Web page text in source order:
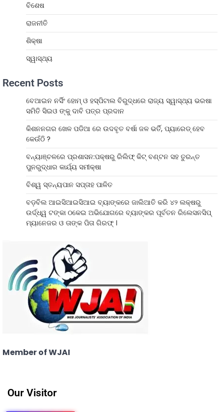
ବିଶେଷ
ରାଜନୀତି
ଶିକ୍ଷା
ସ୍ୱାସ୍ଥ୍ୟ
Recent Posts
ବେଆଇନ ନର୍ସିଂ ହୋମ୍ ଓ ହସ୍ପିଟାଲ ବିରୁଦ୍ଧରେ ରାଜ୍ୟ ସ୍ୱାସ୍ଥ୍ୟ ଭରଷା
ସମିତି ସିଇଓ ଙ୍କୁ ଦାବି ପତ୍ର ପ୍ରଦାନ
କିଶନନଗର ଖେଳ ପଡିଆ ରେ ଉଦବୃତ ବର୍ଷା ଜଳ ଭର୍ତି, ପ୍ୟାରେଡ୍ ହେବ
କେଉଁଠି ?
ବନ୍ୟାଞ୍ଚଳରେ ପ୍ରଶାସନ:ପକ୍ଷରୁ ରିଲିଫ୍ କିଟ୍ ବଣ୍ଟନ ସହ ତୁରନ୍ତ
ପୁନରୁଦ୍ଧାର କାର୍ଯ୍ୟ ସମୀକ୍ଷା
ବିଶ୍ୱ ସ୍ତନ୍ୟପାନ ସପ୍ତାହ ପାଳିତ
ବଡ଼ବିଲ ଆଇସିଆଇସିଆଇ ବ୍ୟାଙ୍କରେ ଜାଲିଆତି କରି ୪୨ ଲକ୍ଷରୁ
ଉର୍ଦ୍ଧ୍ୱ ଟଙ୍କା ଠକେଇ ଅଭିଯୋଗରେ ବ୍ୟାଙ୍କର ପୂର୍ବତନ ରିଲେସନସିପ୍
ମ୍ୟାନେଜର ଓ ତାଙ୍କ ପିତା ଗିରଫ୍ ।
Member of WJAI
Our Visitor